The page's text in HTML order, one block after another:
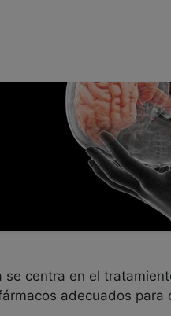
centra en el
adecuados para